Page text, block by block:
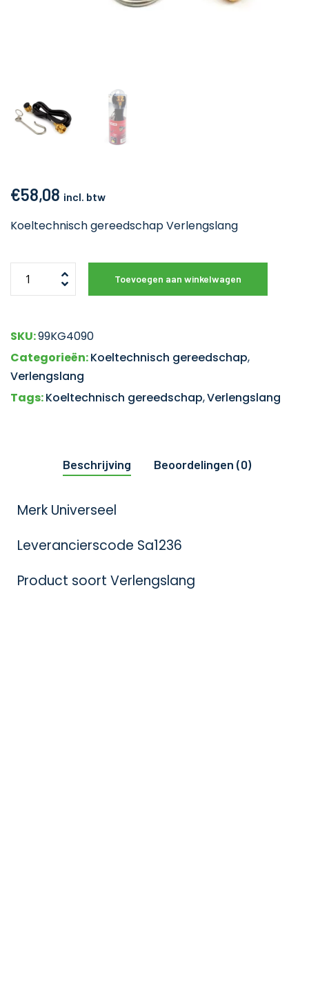
€58,08 incl. btw
Koeltechnisch gereedschap Verlengslang
Toevoegen aan winkelwagen
SKU:99KG4090
Categorieën:Koeltechnisch gereedschap,
Verlengslang
Tags:Koeltechnisch gereedschap,Verlengslang
Beschrijving Beoordelingen (0)
Merk Universeel
Leverancierscode Sa1236
Product soort Verlengslang